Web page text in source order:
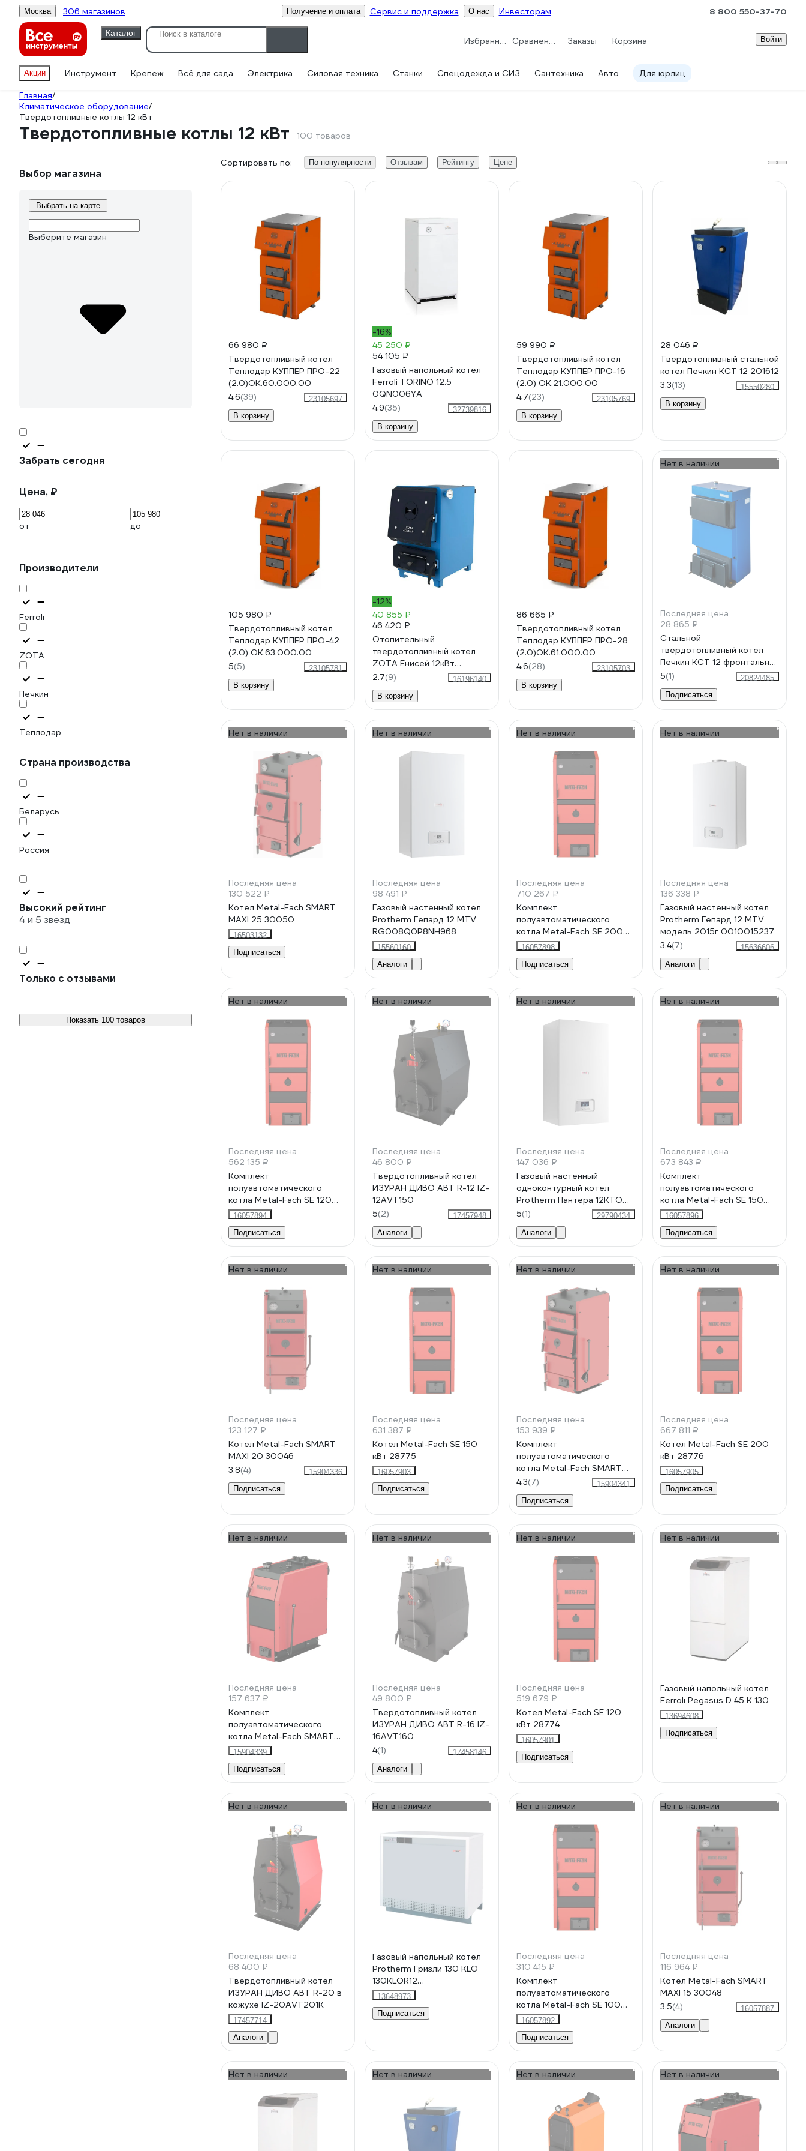
Москва 306 магазинов Получение и оплата Сервис и поддержка О нас Инвесторам 8 800 550-37-70
Каталог
Избранное Сравнение Заказы Корзина Войти
Акции Инструмент Крепеж Всё для сада Электрика Силовая техника Станки Спецодежда и СИЗ Сантехника Авто Для юрлиц
Главная/
Климатическое оборудование/
Твердотопливные котлы 12 кВт
Твердотопливные котлы 12 кВт 100 товаров
Выбор магазина
Выбрать на карте
Выберите магазин
Забрать сегодня
Цена, ₽
от до
Производители
Ferroli
ZOTA
Печкин
Теплодар
Страна производства
Беларусь
Россия
Высокий рейтинг
4 и 5 звезд
Только с отзывами
Показать 100 товаров
Сортировать по: По популярности Отзывам Рейтингу Цене
66 980 ₽
Твердотопливный котел
Теплодар КУППЕР ПРО-22
(2.0)ОК.60.000.00
4.6(39)
23105697
В корзину
-16%
45 250 ₽
54 105 ₽
Газовый напольный котел
Ferroli TORINO 12.5
0QN006YA
4.9(35)
32739816
В корзину
59 990 ₽
Твердотопливный котел
Теплодар КУППЕР ПРО-16
(2.0) ОК.21.000.00
4.7(23)
23105769
В корзину
28 046 ₽
Твердотопливный стальной
котел Печкин КСТ 12 201612
3.3(13)
15550280
В корзину
105 980 ₽
Твердотопливный котел
Теплодар КУППЕР ПРО-42
(2.0) ОК.63.000.00
5(5)
23105781
В корзину
-12%
40 855 ₽
46 420 ₽
Отопительный
твердотопливный котел
ZOTA Енисей 12кВт
EN4588140012
2.7(9)
16196140
В корзину
86 665 ₽
Твердотопливный котел
Теплодар КУППЕР ПРО-28
(2.0)ОК.61.000.00
4.6(28)
23105703
В корзину
Нет в наличии
Последняя цена
28 865 ₽
Стальной
твердотопливный котел
Печкин КСТ 12 фронтальная
загрузка 201612
5(1)
20824485
Подписаться
Нет в наличии
Последняя цена
130 522 ₽
Котел Metal-Fach SMART
MAXI 25 30050
16503132
Подписаться
Нет в наличии
Последняя цена
98 491 ₽
Газовый настенный котел
Protherm Гепард 12 MTV
RG008Q0P8NH968
15560160
Аналоги
Нет в наличии
Последняя цена
710 267 ₽
Комплект
полуавтоматического
котла Metal-Fach SE 200
кВт 70036
16057898
Подписаться
Нет в наличии
Последняя цена
136 338 ₽
Газовый настенный котел
Protherm Гепард 12 MTV
модель 2015г 0010015237
3.4(7)
15636606
Аналоги
Нет в наличии
Последняя цена
562 135 ₽
Комплект
полуавтоматического
котла Metal-Fach SE 120
кВт 70034
16057894
Подписаться
Нет в наличии
Последняя цена
46 800 ₽
Твердотопливный котел
ИЗУРАН ДИВО АВТ R-12 IZ-
12AVT150
5(2)
17457948
Аналоги
Нет в наличии
Последняя цена
147 036 ₽
Газовый настенный
одноконтурный котел
Protherm Пантера 12КТО
0010015240
RG008P1728KH8E
5(1)
29790434
Аналоги
Нет в наличии
Последняя цена
673 843 ₽
Комплект
полуавтоматического
котла Metal-Fach SE 150
кВт 70035
16057896
Подписаться
Нет в наличии
Последняя цена
123 127 ₽
Котел Metal-Fach SMART
MAXI 20 30046
3.8(4)
15904336
Подписаться
Нет в наличии
Последняя цена
631 387 ₽
Котел Metal-Fach SE 150
кВт 28775
16057903
Подписаться
Нет в наличии
Последняя цена
153 939 ₽
Комплект
полуавтоматического
котла Metal-Fach SMART
MAXI 20 кВт 70022
4.3(7)
15904341
Подписаться
Нет в наличии
Последняя цена
667 811 ₽
Котел Metal-Fach SE 200
кВт 28776
16057905
Подписаться
Нет в наличии
Последняя цена
157 637 ₽
Комплект
полуавтоматического
котла Metal-Fach SMART
OPTIMA 32 кВт 70025
15904339
Подписаться
Нет в наличии
Последняя цена
49 800 ₽
Твердотопливный котел
ИЗУРАН ДИВО АВТ R-16 IZ-
16AVT160
4(1)
17458146
Аналоги
Нет в наличии
Последняя цена
519 679 ₽
Котел Metal-Fach SE 120
кВт 28774
16057901
Подписаться
Нет в наличии
Газовый напольный котел
Ferroli Pegasus D 45 K 130
13694608
Подписаться
Нет в наличии
Последняя цена
68 400 ₽
Твердотопливный котел
ИЗУРАН ДИВО АВТ R-20 в
кожухе IZ-20AVT201K
17457714
Аналоги
Нет в наличии
Газовый напольный котел
Protherm Гризли 130 KLO
130KLOR12
RAN30H2FLH5T1T
13648973
Подписаться
Нет в наличии
Последняя цена
310 415 ₽
Комплект
полуавтоматического
котла Metal-Fach SE 100
кВт 70033
16057892
Подписаться
Нет в наличии
Последняя цена
116 964 ₽
Котел Metal-Fach SMART
MAXI 15 30048
3.5(4)
16057887
Аналоги
Нет в наличии Нет в наличии Нет в наличии Нет в наличии